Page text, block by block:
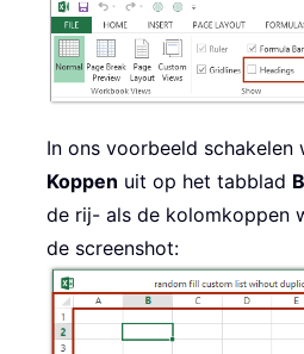
In ons voorbeeld schakelen
Koppen uit op het tabblad
de rij- als de kolomkoppen
de screenshot: